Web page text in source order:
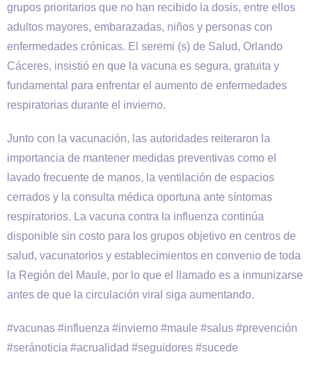
grupos prioritarios que no han recibido la dosis, entre ellos
adultos mayores, embarazadas, niños y personas con
enfermedades crónicas. El seremi (s) de Salud, Orlando
Cáceres, insistió en que la vacuna es segura, gratuita y
fundamental para enfrentar el aumento de enfermedades
respiratorias durante el invierno.
Junto con la vacunación, las autoridades reiteraron la
importancia de mantener medidas preventivas como el
lavado frecuente de manos, la ventilación de espacios
cerrados y la consulta médica oportuna ante síntomas
respiratorios. La vacuna contra la influenza continúa
disponible sin costo para los grupos objetivo en centros de
salud, vacunatorios y establecimientos en convenio de toda
la Región del Maule, por lo que el llamado es a inmunizarse
antes de que la circulación viral siga aumentando.
#vacunas #influenza #invierno #maule #salus #prevención
#seránoticia #acrualidad #seguidores #sucede